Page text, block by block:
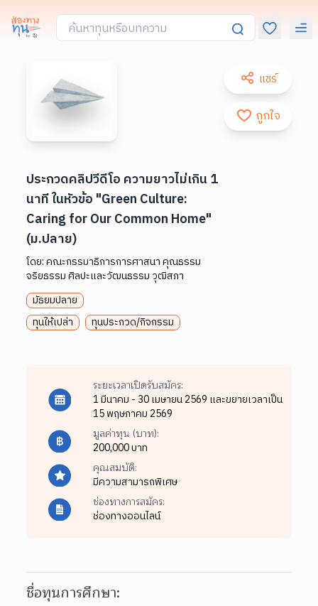
แชร์
ถูกใจ
ประกวดคลิปวีดีโอ ความยาวไม่เกิน 1
นาที ในหัวข้อ "Green Culture:
Caring for Our Common Home"
(ม.ปลาย)
โดย:คณะกรรมาธิการการศาสนา คุณธรรม
จริยธรรม ศิลปะและวัฒนธรรม วุฒิสภา
มัธยมปลาย
ทุนให้เปล่า
ทุนประกวด/กิจกรรม
ระยะเวลาเปิดรับสมัคร:
1 มีนาคม - 30 เมษายน 2569 และขยายเวลาเป็น
15 พฤษภาคม 2569
มูลค่าทุน (บาท):
200,000 บาท
คุณสมบัติ:
มีความสามารถพิเศษ
ช่องทางการสมัคร:
ช่องทางออนไลน์
ชื่อทุนการศึกษา: